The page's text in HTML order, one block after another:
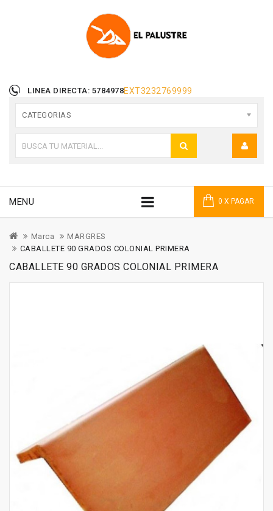
LINEA DIRECTA: 5784978EXT3232769999
CATEGORIAS
0 X PAGAR
MENU
Marca
MARGRES
CABALLETE 90 GRADOS COLONIAL PRIMERA
CABALLETE 90 GRADOS COLONIAL PRIMERA